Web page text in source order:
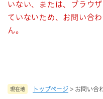
現在地 トップページ > お問い合
いない、または、ブラウ
ていないため、お問い合
ん。